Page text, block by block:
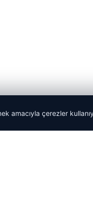
amacıyla çerezler
|lemagrup.com.tr